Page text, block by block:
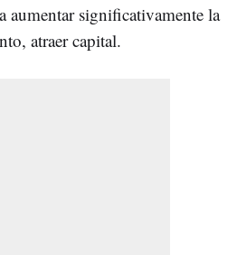
aumentar significativamente la
atraer capital.